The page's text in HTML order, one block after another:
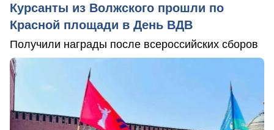
Курсанты из Волжского прошли по
Красной площади в День ВДВ
Получили награды после всероссийских сборов